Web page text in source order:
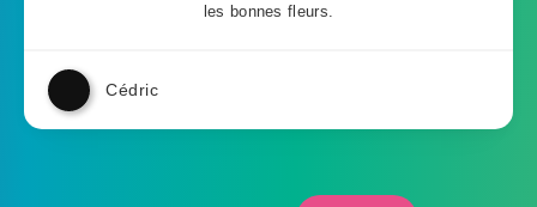
les bonnes fleurs.
Cédric